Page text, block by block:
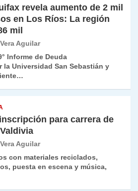
revela aumento de 2 mil
en Los Ríos: La región
mil
Aguilar
Informe de Deuda
la Universidad San Sebastián y
para carrera de
Aguilar
con materiales reciclados,
puesta en escena y música,